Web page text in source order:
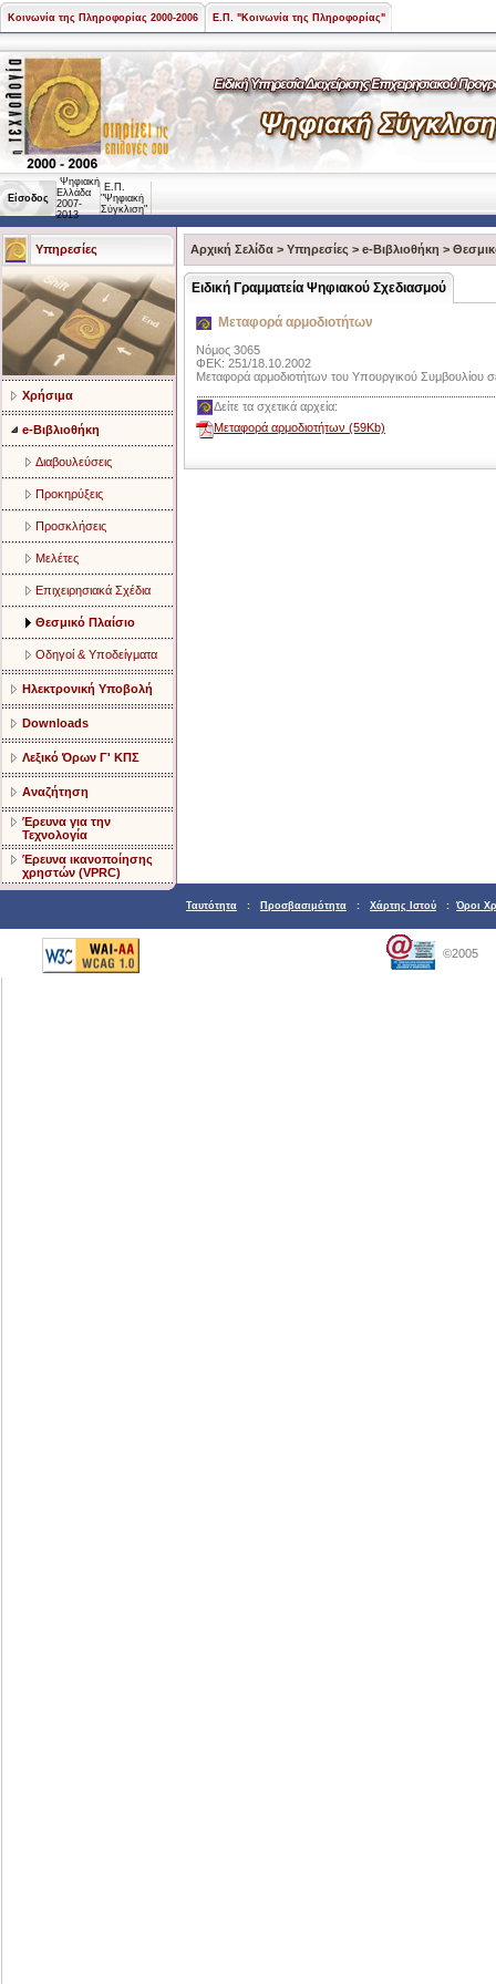
Κοινωνία της Πληροφορίας 2000-2006 Ε.Π. "Κοινωνία της Πληροφορίας"
Είσοδος
Ψηφιακή
Ελλάδα
2007-
2013
Ε.Π.
"Ψηφιακή
Σύγκλιση"
Υπηρεσίες
Χρήσιμα
e-Βιβλιοθήκη
Διαβουλεύσεις
Προκηρύξεις
Προσκλήσεις
Μελέτες
Επιχειρησιακά Σχέδια
Θεσμικό Πλαίσιο
Οδηγοί & Υποδείγματα
Ηλεκτρονική Υποβολή
Downloads
Λεξικό Όρων Γ' ΚΠΣ
Αναζήτηση
Έρευνα για την
Τεχνολογία
Έρευνα ικανοποίησης
χρηστών (VPRC)
Αρχική Σελίδα > Υπηρεσίες > e-Βιβλιοθήκη >
Ειδική Γραμματεία Ψηφιακού Σχεδιασμού
Μεταφορά αρμοδιοτήτων
Νόμος 3065
ΦΕΚ: 251/18.10.2002
Μεταφορά αρμοδιοτήτων του Υπουργικού Συμβουλίου
Δείτε τα σχετικά αρχεία:
Μεταφορά αρμοδιοτήτων (59Kb)
Ταυτότητα : Προσβασιμότητα : Χάρτης Ιστού : Όροι
©2005